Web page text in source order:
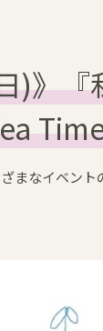
)》
まなイベント